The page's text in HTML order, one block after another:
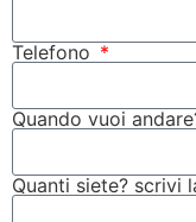
Telefono
Quando vuoi
Quanti siete? scrivi